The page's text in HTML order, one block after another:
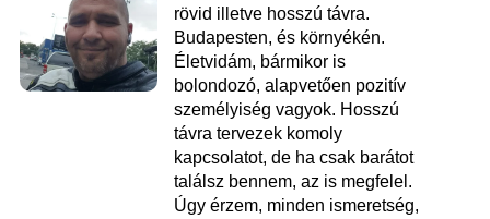
rövid illetve hosszú távra.
Budapesten, és környékén.
Életvidám, bármikor is
bolondozó, alapvetően pozitív
személyiség vagyok. Hosszú
távra tervezek komoly
kapcsolatot, de ha csak barátot
találsz bennem, az is megfelel.
Úgy érzem, minden ismeretség,